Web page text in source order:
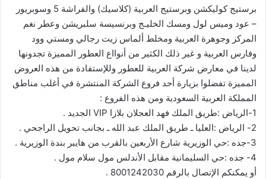
برستيج كوليكشن وبرستيج العربية (كلاسيك) والفراشة 5 وسوبريور
– عود وميس لول ومسك الخليـج وبرنسيسة سلبريشن وعطر نغم
المركز وجوهرة العربية ومخلط ألماس زيت رجالي ومستي وود
وفارس العربية و غير ذلك الكثير من أنوااع العطور المميزة تجدونها
لدينا في معارض شركة العربية للعطور وللإستفادة من هذه العروض
المميزة تفضلوا بزيارة أحد فروع الشركة المنتشرة في أغلب مناطق
المملكة العربية السعودية ومن هذه الفروع :
1-الرياض :طريق الملك فهد العجلان بلازا VIP الجديد .
2- الرياض :العليا ـ طريق الملك عبد الله ـ بجانب تحويل الراجحي .
3-جده :حي الوزيرية شارع الأربعين بالقرب من هايبر بندة الوزيرية .
4- جده :حي السليمانية مقابل الأندلس مول سلام مول .
أو يمكنكم الإتصال بالرقم 8001242030 .